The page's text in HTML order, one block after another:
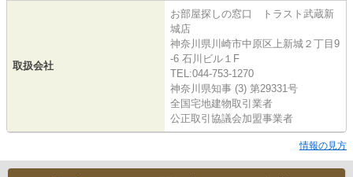
取扱会社
お部屋探しの窓口 トラスト武蔵新
城店
神奈川県川崎市中原区上新城２丁目9
-6 石川ビル１F
TEL:044-753-1270
神奈川県知事 (3) 第29331号
全国宅地建物取引業者
公正取引協議会加盟事業者
情報の見方